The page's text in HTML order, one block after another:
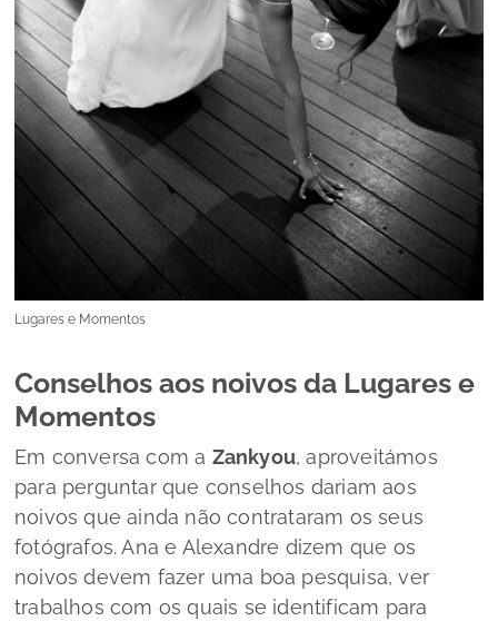
Lugares e Momentos
Conselhos aos noivos da Lugares e
Momentos
Em conversa com a Zankyou, aproveitámos
para perguntar que conselhos dariam aos
noivos que ainda não contrataram os seus
fotógrafos. Ana e Alexandre dizem que os
noivos devem fazer uma boa pesquisa, ver
trabalhos com os quais se identificam para